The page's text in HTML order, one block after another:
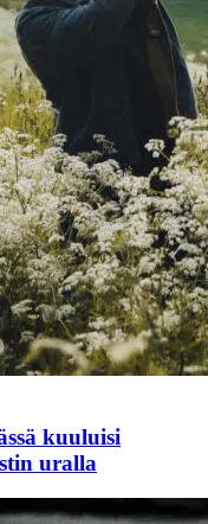
kuuluisi
uralla